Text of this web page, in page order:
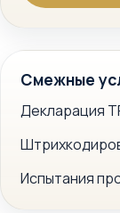
Смежные
Декларация
Испытания